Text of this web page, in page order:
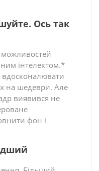
Ось так
можливостей
інтелектом.*
вдосконалювати
на шедеври. Але
виявився не
фон і